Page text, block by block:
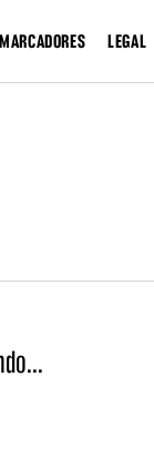
MARCADORES LEGAL